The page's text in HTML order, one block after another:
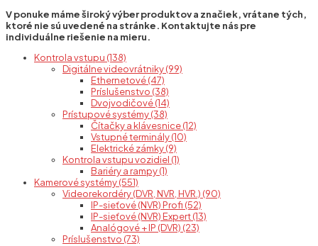
V ponuke máme široký výber produktov a značiek, vrátane tých,
ktoré nie sú uvedené na stránke. Kontaktujte nás pre
individuálne riešenie na mieru.
Kontrola vstupu (138)
Digitálne videovrátniky (99)
Ethernetové (47)
Príslušenstvo (38)
Dvojvodičové (14)
Prístupové systémy (38)
Čítačky a klávesnice (12)
Vstupné terminály (10)
Elektrické zámky (9)
Kontrola vstupu vozidiel (1)
Bariéry a rampy (1)
Kamerové systémy (551)
Videorekordéry (DVR, NVR, HVR.) (90)
IP-sieťové (NVR) Profi (52)
IP-sieťové (NVR) Expert (13)
Analógové + IP (DVR) (23)
Príslušenstvo (73)